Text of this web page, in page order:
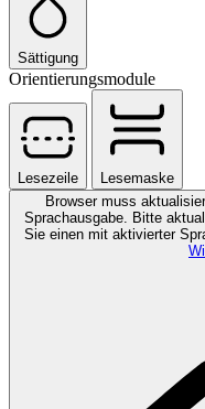
Sättigung
Orientierungsmodule
Lesezeile
Lesemaske
Browser muss
Sprachausgabe. Bitte
Sie einen mit aktivierter